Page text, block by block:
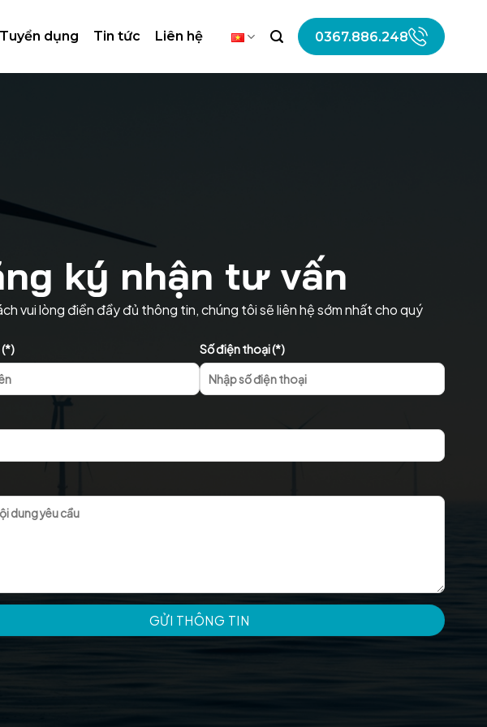
Tuyển dụng Tin tức Liên hệ 0367.886.248
ký nhận tư vấn
vui lòng điền đầy đủ thông tin, chúng tôi sẽ liên hệ sớm nhất cho quý
(*) Số điện thoại (*)